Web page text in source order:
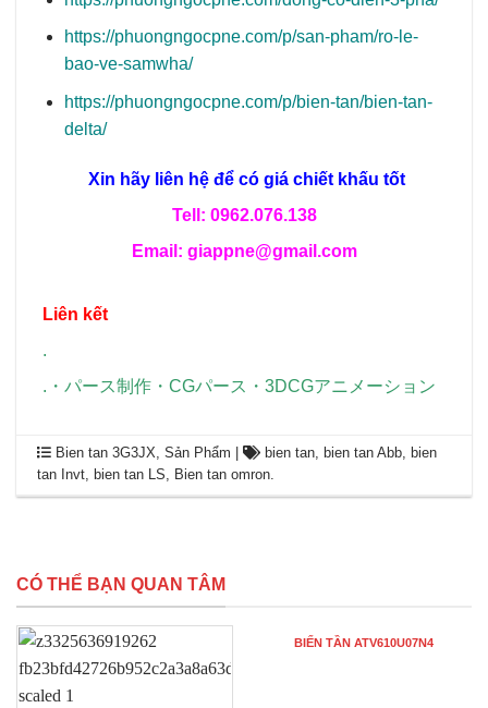
https://phuongngocpne.com/p/san-pham/ro-le-
bao-ve-samwha/
https://phuongngocpne.com/p/bien-tan/bien-tan-
delta/
Xin hãy liên hệ để có giá chiết khấu tốt
Tell: 0962.076.138
Email: giappne@gmail.com
Liên kết
.
. ・ パース制作 ・ CGパース ・ 3DCGアニメーション
Bien tan 3G3JX,Sản Phẩm | bien tan, bien tan Abb, bien
tan Invt, bien tan LS, Bien tan omron.
CÓ THỂ BẠN QUAN TÂM
BIẾN TẦN ATV610U07N4